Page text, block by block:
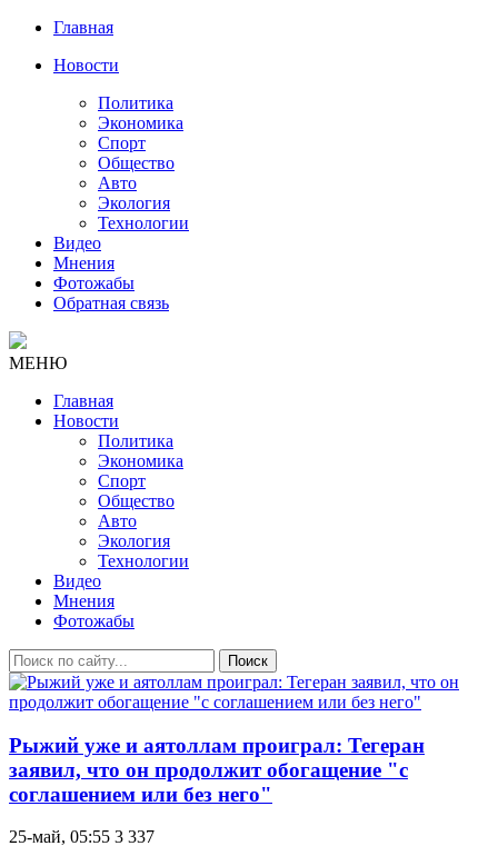
Главная
Новости
Политика
Экономика
Спорт
Общество
Авто
Экология
Технологии
Видео
Мнения
Фотожабы
Обратная связь
МЕНЮ
Главная
Новости
Политика
Экономика
Спорт
Общество
Авто
Экология
Технологии
Видео
Мнения
Фотожабы
Поиск
Рыжий уже и аятоллам проиграл: Тегеран
заявил, что он продолжит обогащение "с
соглашением или без него"
25-май, 05:55 3 337